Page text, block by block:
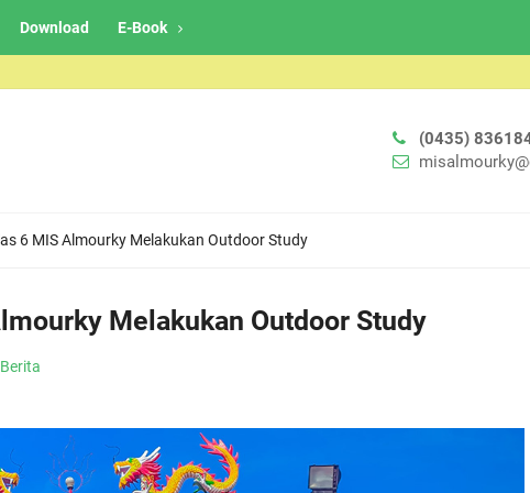
Download E-Book
(0435)
6 MIS Almourky Melakukan Outdoor Study
Melakukan Outdoor Study
Berita